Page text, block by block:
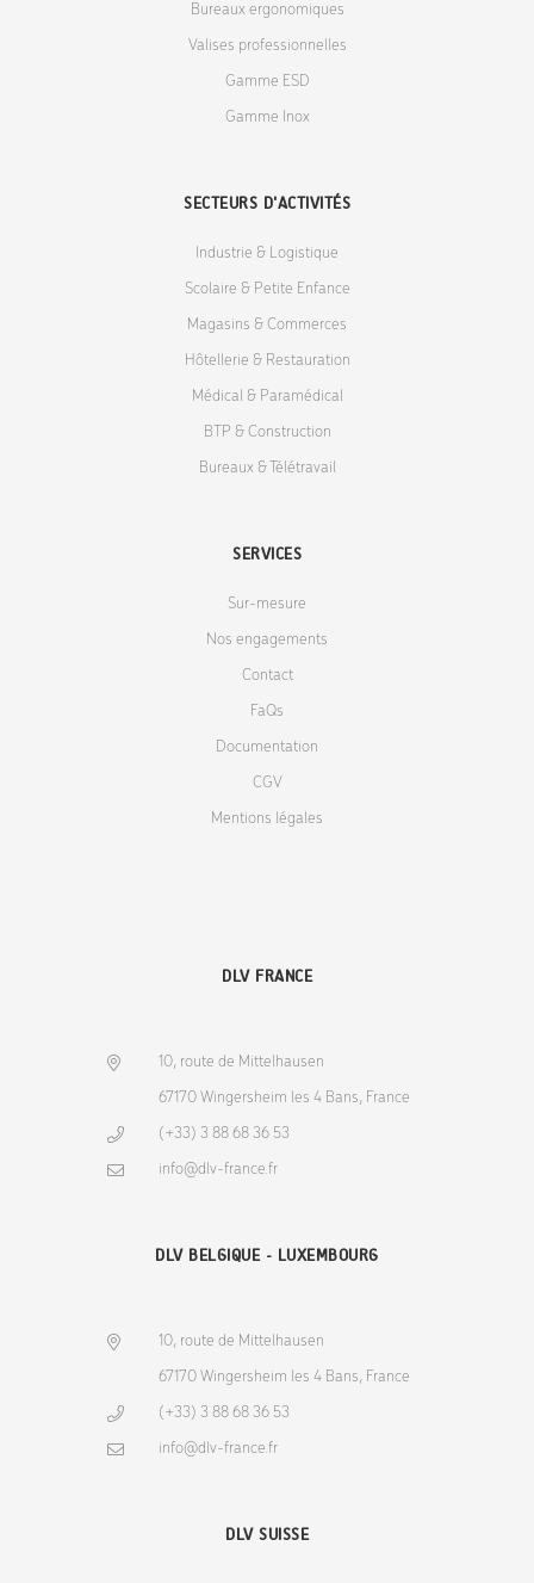
Bureaux ergonomiques
Valises professionnelles
Gamme ESD
Gamme Inox
SECTEURS D'ACTIVITÉS
Industrie & Logistique
Scolaire & Petite Enfance
Magasins & Commerces
Hôtellerie & Restauration
Médical & Paramédical
BTP & Construction
Bureaux & Télétravail
SERVICES
Sur-mesure
Nos engagements
Contact
FaQs
Documentation
CGV
Mentions légales
DLV FRANCE
10, route de Mittelhausen
67170 Wingersheim les 4 Bans, France
(+33) 3 88 68 36 53
info@dlv-france.fr
DLV BELGIQUE - LUXEMBOURG
10, route de Mittelhausen
67170 Wingersheim les 4 Bans, France
(+33) 3 88 68 36 53
info@dlv-france.fr
DLV SUISSE